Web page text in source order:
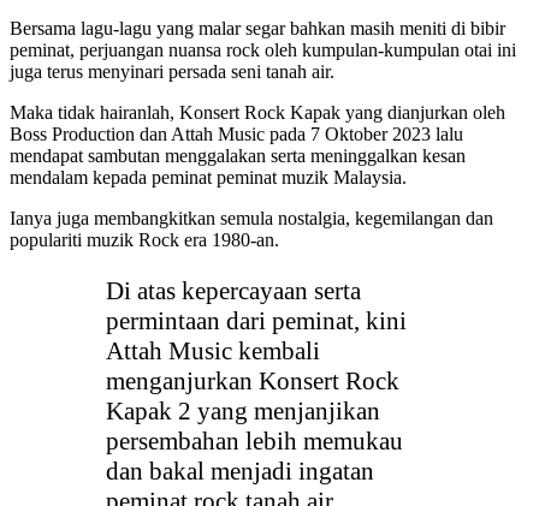
Bersama lagu-lagu yang malar segar bahkan masih meniti di bibir
peminat, perjuangan nuansa rock oleh kumpulan-kumpulan otai ini
juga terus menyinari persada seni tanah air.
Maka tidak hairanlah, Konsert Rock Kapak yang dianjurkan oleh
Boss Production dan Attah Music pada 7 Oktober 2023 lalu
mendapat sambutan menggalakan serta meninggalkan kesan
mendalam kepada peminat peminat muzik Malaysia.
Ianya juga membangkitkan semula nostalgia, kegemilangan dan
populariti muzik Rock era 1980-an.
Di atas kepercayaan serta
permintaan dari peminat, kini
Attah Music kembali
menganjurkan Konsert Rock
Kapak 2 yang menjanjikan
persembahan lebih memukau
dan bakal menjadi ingatan